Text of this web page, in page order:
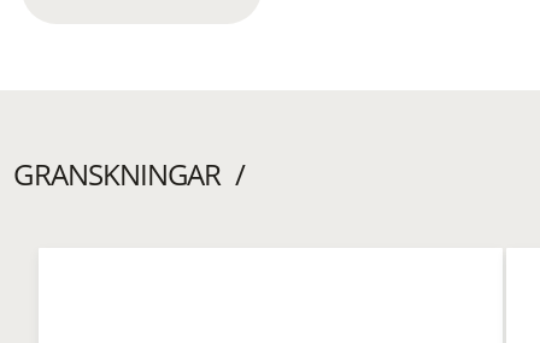
GRANSKNINGAR